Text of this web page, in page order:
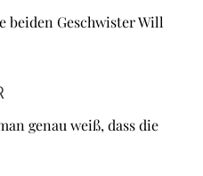
beiden Geschwister Will
genau weiß, dass die